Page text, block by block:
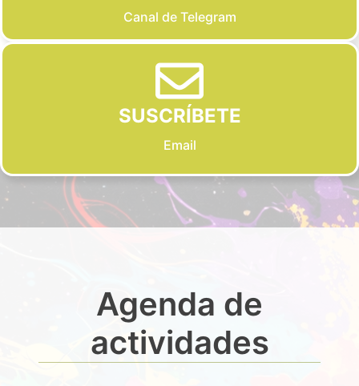
Canal de Telegram
SUSCRÍBETE
Email
Agenda de
actividades